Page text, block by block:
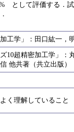
として評価する．
工学」：田口紘一，
10超精密加工学」：
他共著（共立出版）
く理解していること